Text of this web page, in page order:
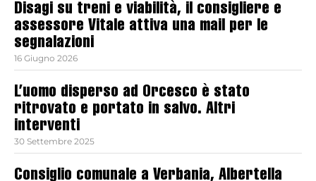
Disagi su treni e viabilità, il consigliere e
assessore Vitale attiva una mail per le
segnalazioni
16 Giugno 2026
L’uomo disperso ad Orcesco è stato
ritrovato e portato in salvo. Altri
interventi
30 Settembre 2025
Consiglio comunale a Verbania, Albertella